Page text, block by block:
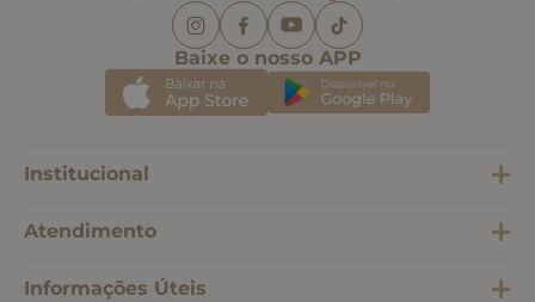
Baixe o nosso APP
Institucional
Atendimento
Informações Úteis